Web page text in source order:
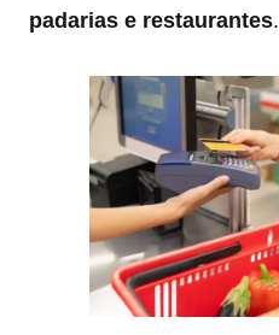
padarias e restaurantes.